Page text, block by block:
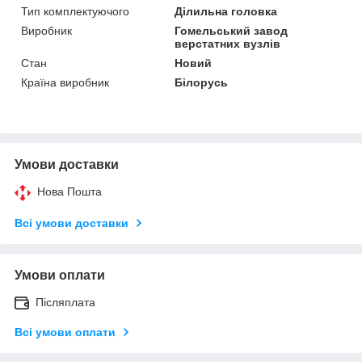
Тип комплектуючого
Ділильна головка
Виробник
Гомельський завод
верстатних вузлів
Стан
Новий
Країна виробник
Білорусь
Умови доставки
Нова Пошта
Всі умови доставки
Умови оплати
Післяплата
Всі умови оплати